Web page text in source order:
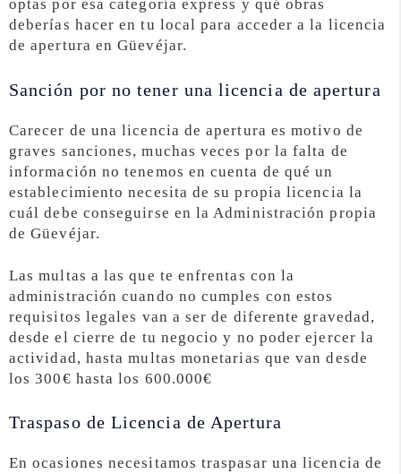
optas por esa categoría express y qué obras
deberías hacer en tu local para acceder a la licencia
de apertura en Güevéjar.
Sanción por no tener una licencia de apertura
Carecer de una licencia de apertura es motivo de
graves sanciones, muchas veces por la falta de
información no tenemos en cuenta de qué un
establecimiento necesita de su propia licencia la
cuál debe conseguirse en la Administración propia
de Güevéjar.
Las multas a las que te enfrentas con la
administración cuando no cumples con estos
requisitos legales van a ser de diferente gravedad,
desde el cierre de tu negocio y no poder ejercer la
actividad, hasta multas monetarias que van desde
los 300€ hasta los 600.000€
Traspaso de Licencia de Apertura
En ocasiones necesitamos traspasar una licencia de